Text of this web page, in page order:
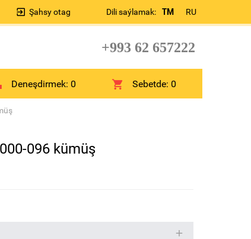
Dili saýlamak: TM RU
Şahsy otag
+993 62 657222
Deneşdirmek: 0 Sebetde:0
096 kümüş